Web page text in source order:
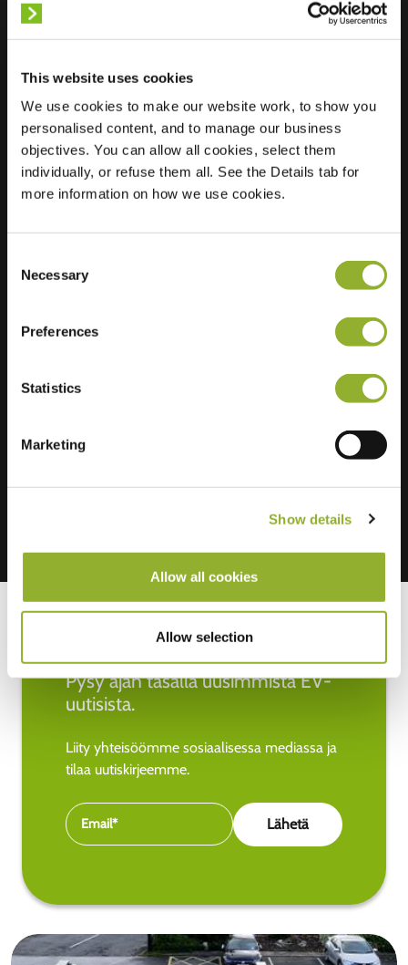
This website uses cookies
We use cookies to make our website work, to show you
personalised content, and to manage our business
objectives. You can allow all cookies, select them
individually, or refuse them all. See the Details tab for
more information on how we use cookies.
Selection
Necessary
Preferences
Statistics
Marketing
Show details
Allow all cookies
Allow selection
Sijainti
Singravenlaan 25
6825 BE Arnhem
Netherlands
Pysy ajan tasalla uusimmista EV-
uutisista.
Liity yhteisöömme sosiaalisessa mediassa ja
tilaa uutiskirjeemme.